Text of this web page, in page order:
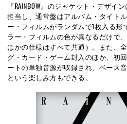
『RAINBOW』のジャケット・デザイ
担当し、通常盤はアルバム・タイト
ー・フィルムがランダムで1枚入る形
ラー・フィルムの色が異なるだけで
ほかの仕様はすべて共通）。また、
グ・カード・ゲーム封入のほか、初
ートの単独音源が収録され、ベース
という楽しみ方もできる。